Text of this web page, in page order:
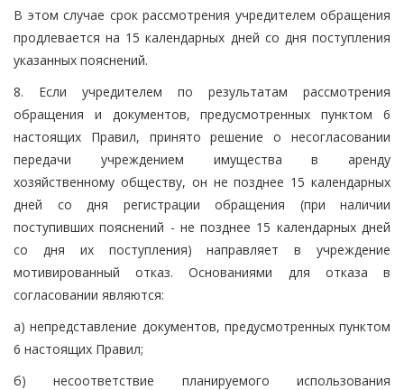
В этом случае срок рассмотрения учредителем обращения
продлевается на 15 календарных дней со дня поступления
указанных пояснений.
8. Если учредителем по результатам рассмотрения
обращения и документов, предусмотренных пунктом 6
настоящих Правил, принято решение о несогласовании
передачи учреждением имущества в аренду
хозяйственному обществу, он не позднее 15 календарных
дней со дня регистрации обращения (при наличии
поступивших пояснений - не позднее 15 календарных дней
со дня их поступления) направляет в учреждение
мотивированный отказ. Основаниями для отказа в
согласовании являются:
а) непредставление документов, предусмотренных пунктом
6 настоящих Правил;
б) несоответствие планируемого использования